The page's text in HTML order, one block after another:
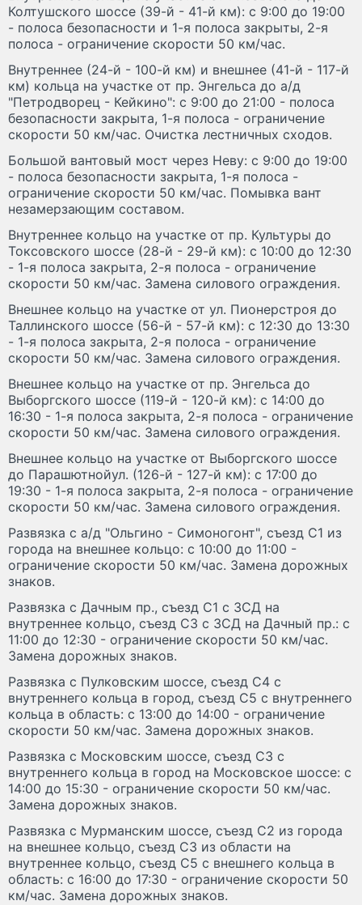
Колтушского шоссе (39-й - 41-й км): с 9:00 до 19:00
- полоса безопасности и 1-я полоса закрыты, 2-я
полоса - ограничение скорости 50 км/час.
Внутреннее (24-й - 100-й км) и внешнее (41-й - 117-й
км) кольца на участке от пр. Энгельса до а/д
"Петродворец - Кейкино": с 9:00 до 21:00 - полоса
безопасности закрыта, 1-я полоса - ограничение
скорости 50 км/час. Очистка лестничных сходов.
Большой вантовый мост через Неву: с 9:00 до 19:00
- полоса безопасности закрыта, 1-я полоса -
ограничение скорости 50 км/час. Помывка вант
незамерзающим составом.
Внутреннее кольцо на участке от пр. Культуры до
Токсовского шоссе (28-й - 29-й км): с 10:00 до 12:30
- 1-я полоса закрыта, 2-я полоса - ограничение
скорости 50 км/час. Замена силового ограждения.
Внешнее кольцо на участке от ул. Пионерстроя до
Таллинского шоссе (56-й - 57-й км): с 12:30 до 13:30
- 1-я полоса закрыта, 2-я полоса - ограничение
скорости 50 км/час. Замена силового ограждения.
Внешнее кольцо на участке от пр. Энгельса до
Выборгского шоссе (119-й - 120-й км): с 14:00 до
16:30 - 1-я полоса закрыта, 2-я полоса - ограничение
скорости 50 км/час. Замена силового ограждения.
Внешнее кольцо на участке от Выборгского шоссе
до Парашютнойул. (126-й - 127-й км): с 17:00 до
19:30 - 1-я полоса закрыта, 2-я полоса - ограничение
скорости 50 км/час. Замена силового ограждения.
Развязка с а/д "Ольгино - Симоногонт", съезд С1 из
города на внешнее кольцо: с 10:00 до 11:00 -
ограничение скорости 50 км/час. Замена дорожных
знаков.
Развязка с Дачным пр., съезд С1 с ЗСД на
внутреннее кольцо, съезд С3 с ЗСД на Дачный пр.: с
11:00 до 12:30 - ограничение скорости 50 км/час.
Замена дорожных знаков.
Развязка с Пулковским шоссе, съезд С4 с
внутреннего кольца в город, съезд С5 с внутреннего
кольца в область: с 13:00 до 14:00 - ограничение
скорости 50 км/час. Замена дорожных знаков.
Развязка с Московским шоссе, съезд С3 с
внутреннего кольца в город на Московское шоссе: с
14:00 до 15:30 - ограничение скорости 50 км/час.
Замена дорожных знаков.
Развязка с Мурманским шоссе, съезд С2 из города
на внешнее кольцо, съезд С3 из области на
внутреннее кольцо, съезд С5 с внешнего кольца в
область: с 16:00 до 17:30 - ограничение скорости 50
км/час. Замена дорожных знаков.